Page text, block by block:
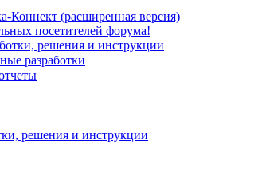
(расширенная версия)
посетителей форума!
решения и инструкции
разработки
решения и инструкции